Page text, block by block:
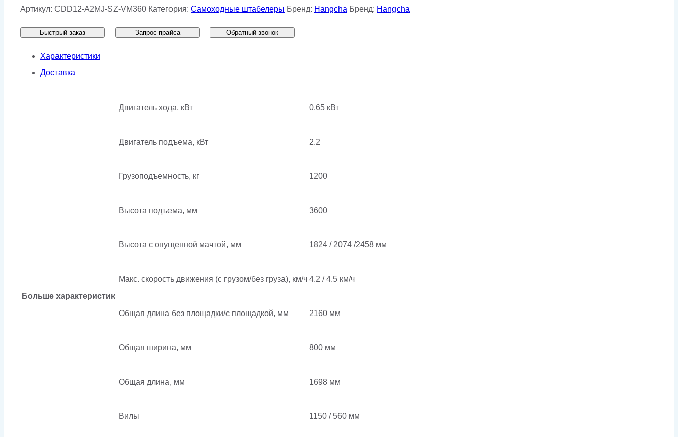
Штабелер
(гель)
CDD12-
Артикул: CDD12-A2MJ-SZ-VM360 Категория: Самоходные штабелеры Бренд: Hangcha Бренд: Hangcha
Быстрый заказ Запрос прайса Обратный звонок
Характеристики
Доставка
Больше характеристик
Двигатель хода, кВт 0.65 кВт
Двигатель подъема, кВт 2.2
Грузоподъемность, кг 1200
Высота подъема, мм 3600
Высота с опущенной мачтой, мм 1824 / 2074 /2458 мм
Макс. скорость движения (с грузом/без груза), км/ч 4.2 / 4.5 км/ч
Общая длина без площадки/с площадкой, мм 2160 мм
Общая ширина, мм 800 мм
Общая длина, мм 1698 мм
Вилы 1150 / 560 мм